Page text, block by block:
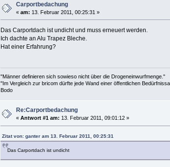
Carportbedachung
«am: 13. Februar 2011, 00:25:31 »
Das Carportdach ist undicht und muss erneuert werden.
Ich dachte an Alu Trapez Bleche.
Hat einer Erfahrung?
"Männer definieren sich sowieso nicht über die Drogeneinwurfmenge."
"Im Vergleich zur bricom dürfte jede Wand einer öffentlichen
Bodo
Re:Carportbedachung
«Antwort #1 am: 13. Februar 2011, 09:01:12 »
Zitat von: ganter am 13. Februar 2011, 00:25:31
Das Carportdach ist undicht